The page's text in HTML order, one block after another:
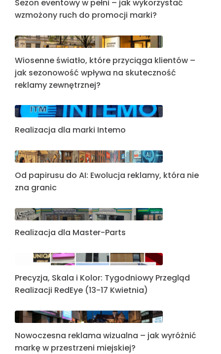
Sezon eventowy w pełni – jak wykorzystać
wzmożony ruch do promocji marki?
Wiosenne światło, które przyciąga klientów –
jak sezonowość wpływa na skuteczność
reklamy zewnętrznej?
Realizacja dla marki Intemo
Od papirusu do AI: Ewolucja reklamy, która nie
zna granic
Realizacja dla Master-Parts
Precyzja, Skala i Kolor: Tygodniowy Przegląd
Realizacji RedEye (13-17 Kwietnia)
Nowoczesna reklama wizualna – jak wyróżnić
markę w przestrzeni miejskiej?